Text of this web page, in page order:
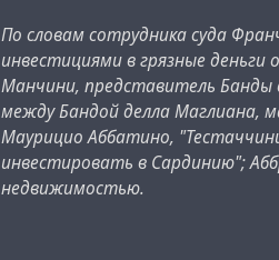
По словам сотрудника суда
инвестициями в грязные
Манчини, представитель Банды
между Бандой делла Маглиана,
Маурицио Аббатино,
инвестировать в Сардинию";
недвижимостью.